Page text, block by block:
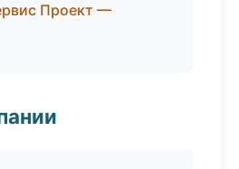
Проект —